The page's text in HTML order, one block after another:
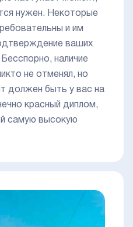
нужен. Некоторые
и им
ваших
наличие
не отменял, но
должен быть у вас на
красный диплом,
самую высокую